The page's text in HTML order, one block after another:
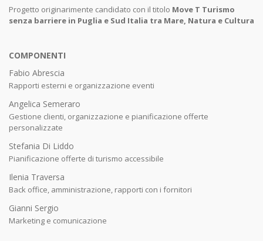
Progetto originarimente candidato con il titolo Move T Turismo
senza barriere in Puglia e Sud Italia tra Mare, Natura e Cultura
COMPONENTI
Fabio Abrescia
Rapporti esterni e organizzazione eventi
Angelica Semeraro
Gestione clienti, organizzazione e pianificazione offerte
personalizzate
Stefania Di Liddo
Pianificazione offerte di turismo accessibile
Ilenia Traversa
Back office, amministrazione, rapporti con i fornitori
Gianni Sergio
Marketing e comunicazione